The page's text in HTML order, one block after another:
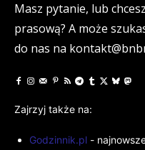
Masz pytanie, lub
prasową? A może
do nas na
Zajrzyj także na:
Godzinnik.pl -